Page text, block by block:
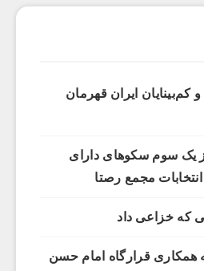
و کم‌بینایان ایران قهرمان
یک سوم سکوهای دارای
مجمع رصتا
که خزاعی داد
همکاری قرارگاه امام حسن